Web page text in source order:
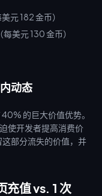
元 182 金币）
美元 130 金币）
动态
的巨大价值优势。
使开发者提高消费价
部分流失的价值，并
充值 vs. 1 次